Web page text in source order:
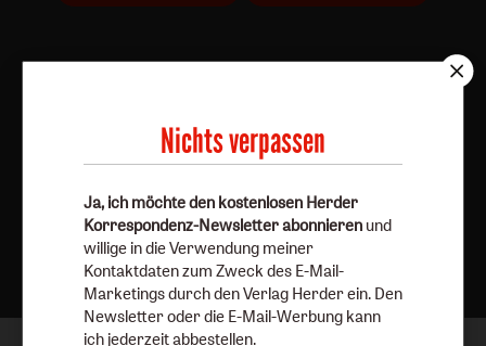
Nach oben
Nichts verpassen
Ja, ich möchte den kostenlosen Herder
Korrespondenz-Newsletter abonnieren und
willige in die Verwendung meiner
Kontaktdaten zum Zweck des E-Mail-
Marketings durch den Verlag Herder ein. Den
Newsletter oder die E-Mail-Werbung kann
ich jederzeit abbestellen.